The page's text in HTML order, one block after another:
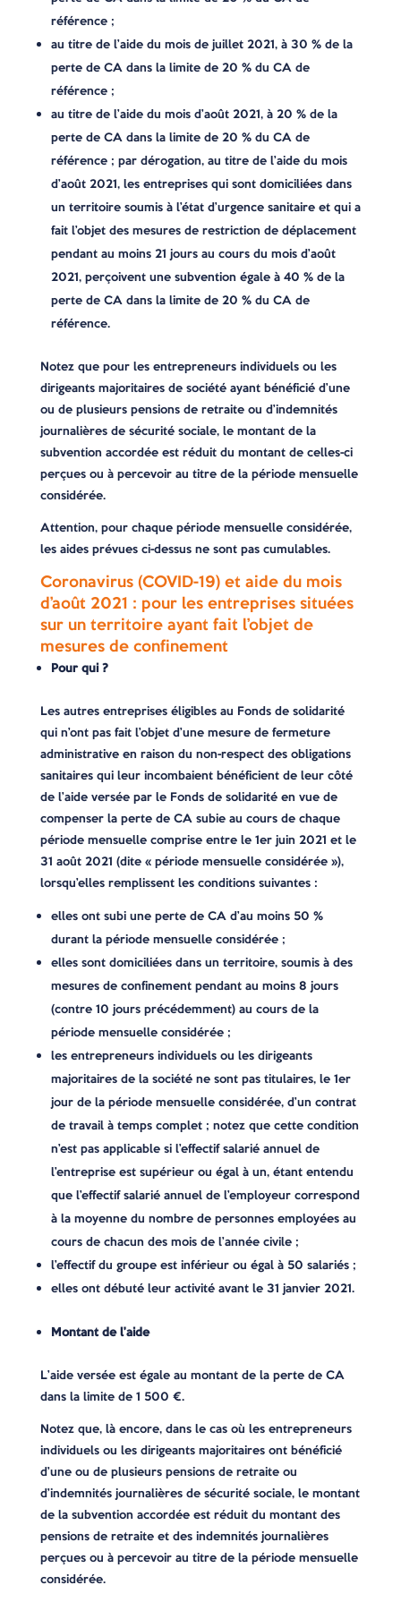
référence ;
au titre de l’aide du mois de juillet 2021, à 30 % de la
perte de CA dans la limite de 20 % du CA de
référence ;
au titre de l’aide du mois d’août 2021, à 20 % de la
perte de CA dans la limite de 20 % du CA de
référence ; par dérogation, au titre de l’aide du mois
d’août 2021, les entreprises qui sont domiciliées dans
un territoire soumis à l’état d’urgence sanitaire et qui a
fait l’objet des mesures de restriction de déplacement
pendant au moins 21 jours au cours du mois d’août
2021, perçoivent une subvention égale à 40 % de la
perte de CA dans la limite de 20 % du CA de
référence.
Notez que pour les entrepreneurs individuels ou les
dirigeants majoritaires de société ayant bénéficié d’une
ou de plusieurs pensions de retraite ou d’indemnités
journalières de sécurité sociale, le montant de la
subvention accordée est réduit du montant de celles-ci
perçues ou à percevoir au titre de la période mensuelle
considérée.
Attention, pour chaque période mensuelle considérée,
les aides prévues ci-dessus ne sont pas cumulables.
Coronavirus (COVID-19) et aide du mois
d’août 2021 : pour les entreprises situées
sur un territoire ayant fait l’objet de
mesures de confinement
Pour qui ?
Les autres entreprises éligibles au Fonds de solidarité
qui n’ont pas fait l’objet d’une mesure de fermeture
administrative en raison du non-respect des obligations
sanitaires qui leur incombaient bénéficient de leur côté
de l’aide versée par le Fonds de solidarité en vue de
compenser la perte de CA subie au cours de chaque
période mensuelle comprise entre le 1er juin 2021 et le
31 août 2021 (dite « période mensuelle considérée »),
lorsqu’elles remplissent les conditions suivantes :
elles ont subi une perte de CA d’au moins 50 %
durant la période mensuelle considérée ;
elles sont domiciliées dans un territoire, soumis à des
mesures de confinement pendant au moins 8 jours
(contre 10 jours précédemment) au cours de la
période mensuelle considérée ;
les entrepreneurs individuels ou les dirigeants
majoritaires de la société ne sont pas titulaires, le 1er
jour de la période mensuelle considérée, d’un contrat
de travail à temps complet ; notez que cette condition
n’est pas applicable si l’effectif salarié annuel de
l’entreprise est supérieur ou égal à un, étant entendu
que l’effectif salarié annuel de l’employeur correspond
à la moyenne du nombre de personnes employées au
cours de chacun des mois de l’année civile ;
l’effectif du groupe est inférieur ou égal à 50 salariés ;
elles ont débuté leur activité avant le 31 janvier 2021.
Montant de l’aide
L’aide versée est égale au montant de la perte de CA
dans la limite de 1 500 €.
Notez que, là encore, dans le cas où les entrepreneurs
individuels ou les dirigeants majoritaires ont bénéficié
d’une ou de plusieurs pensions de retraite ou
d’indemnités journalières de sécurité sociale, le montant
de la subvention accordée est réduit du montant des
pensions de retraite et des indemnités journalières
perçues ou à percevoir au titre de la période mensuelle
considérée.